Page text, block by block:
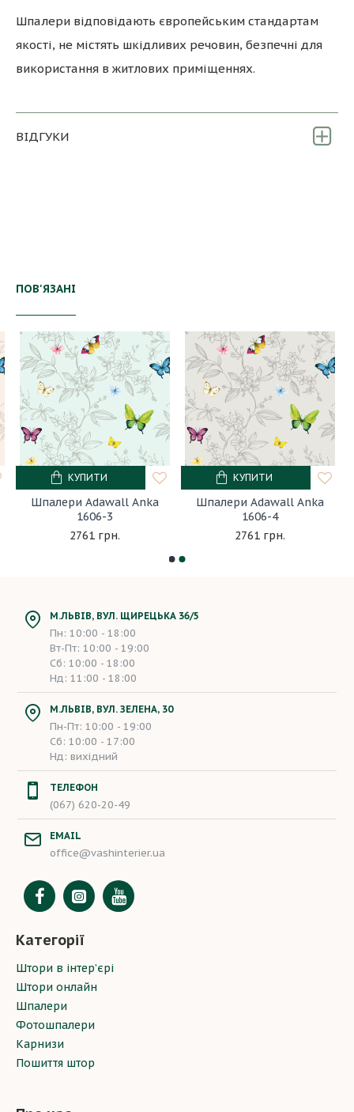
Шпалери відповідають європейським стандартам
якості, не містять шкідливих речовин, безпечні для
використання в житлових приміщеннях.
ВІДГУКИ
ПОВ'ЯЗАНІ
Шпалери Adawall Anka
1606-3
2761 грн.
КУПИТИ
Шпалери Adawall Anka
1606-4
2761 грн.
КУПИТИ
М.ЛЬВІВ, ВУЛ. ЩИРЕЦЬКА 36/5
Пн: 10:00 - 18:00
Вт-Пт: 10:00 - 19:00
Сб: 10:00 - 18:00
Нд: 11:00 - 18:00
М.ЛЬВІВ, ВУЛ. ЗЕЛЕНА, 30
Пн-Пт: 10:00 - 19:00
Сб: 10:00 - 17:00
Нд: вихідний
ТЕЛЕФОН
(067) 620-20-49
EMAIL
office@vashinterier.ua
Категорії
Штори в інтер’єрі
Штори онлайн
Шпалери
Фотошпалери
Карнизи
Пошиття штор